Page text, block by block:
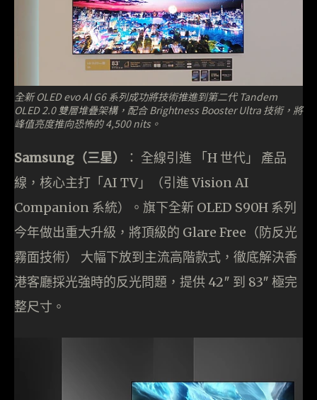
全新 OLED evo AI G6 系列成功將技術推進到第二代 Tandem
OLED 2.0 雙層堆疊架構，配合 Brightness Booster Ultra 技術，將
峰值亮度推向恐怖的 4,500 nits。
Samsung（三星）
： 全線引進 「H 世代」 產品
線，核心主打「AI TV」（引進 Vision AI
Companion 系統）。旗下全新 OLED S90H 系列
今年做出重大升級，將頂級的 Glare Free（防反光
霧面技術） 大幅下放到主流高階款式，徹底解決香
港客廳採光強時的反光問題，提供 42″ 到 83″ 極完
整尺寸。